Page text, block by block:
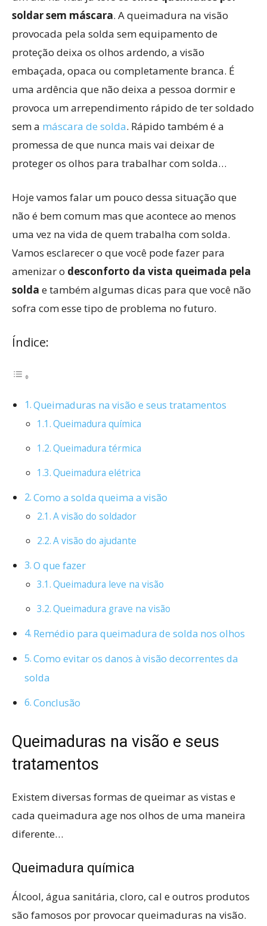
soldar sem máscara. A queimadura na visão
provocada pela solda sem equipamento de
proteção deixa os olhos ardendo, a visão
embaçada, opaca ou completamente branca. É
uma ardência que não deixa a pessoa dormir e
provoca um arrependimento rápido de ter soldado
sem a máscara de solda. Rápido também é a
promessa de que nunca mais vai deixar de
proteger os olhos para trabalhar com solda…
Hoje vamos falar um pouco dessa situação que
não é bem comum mas que acontece ao menos
uma vez na vida de quem trabalha com solda.
Vamos esclarecer o que você pode fazer para
amenizar o desconforto da vista queimada pela
solda e também algumas dicas para que você não
sofra com esse tipo de problema no futuro.
Índice:
Queimaduras na visão e seus tratamentos
Queimadura química
Queimadura térmica
Queimadura elétrica
Como a solda queima a visão
A visão do soldador
A visão do ajudante
O que fazer
Queimadura leve na visão
Queimadura grave na visão
Remédio para queimadura de solda nos olhos
Como evitar os danos à visão decorrentes da
solda
Conclusão
Queimaduras na visão e seus
tratamentos
Existem diversas formas de queimar as vistas e
cada queimadura age nos olhos de uma maneira
diferente…
Queimadura química
Álcool, água sanitária, cloro, cal e outros produtos
são famosos por provocar queimaduras na visão.